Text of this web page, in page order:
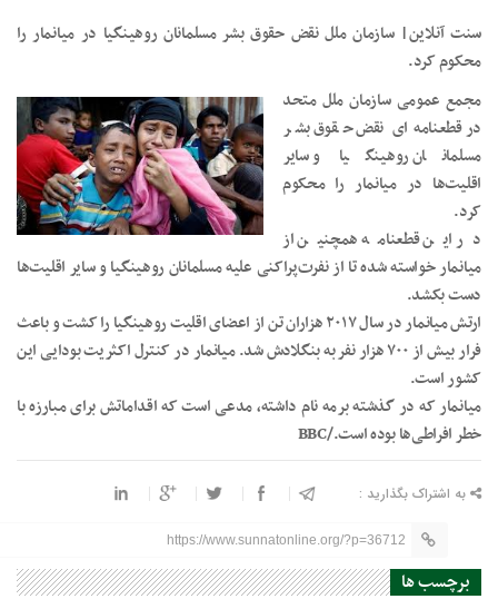
سنت آنلاین| سازمان ملل نقض حقوق بشر مسلمانان روهینگیا در میانمار را
محکوم کرد.
مجمع عمومی سازمان ملل متحد
در قطعنامه‌ای نقض حقوق بشر
مسلمانان روهینگیا و سایر
اقلیت‌ها در میانمار را محکوم
کرد.
در این قطعنامه همچنین از
میانمار خواسته شده تا از نفرت‌پراکنی علیه مسلمانان روهینگیا و سایر اقلیت‌ها
دست بکشد.
ارتش میانمار در سال ۲۰۱۷ هزاران تن از اعضای اقلیت روهینگیا را کشت و باعث
فرار بیش از ۷۰۰ هزار نفر به بنگلادش شد. میانمار در کنترل اکثریت بودایی این
کشور است.
میانمار که در گذشته برمه نام داشته،‌ مدعی است که اقداماتش برای مبارزه با
خطر افراطی‌ها بوده است./BBC
به اشتراک بگذارید :
https://www.sunnatonline.org/?p=36712
برچسب ها